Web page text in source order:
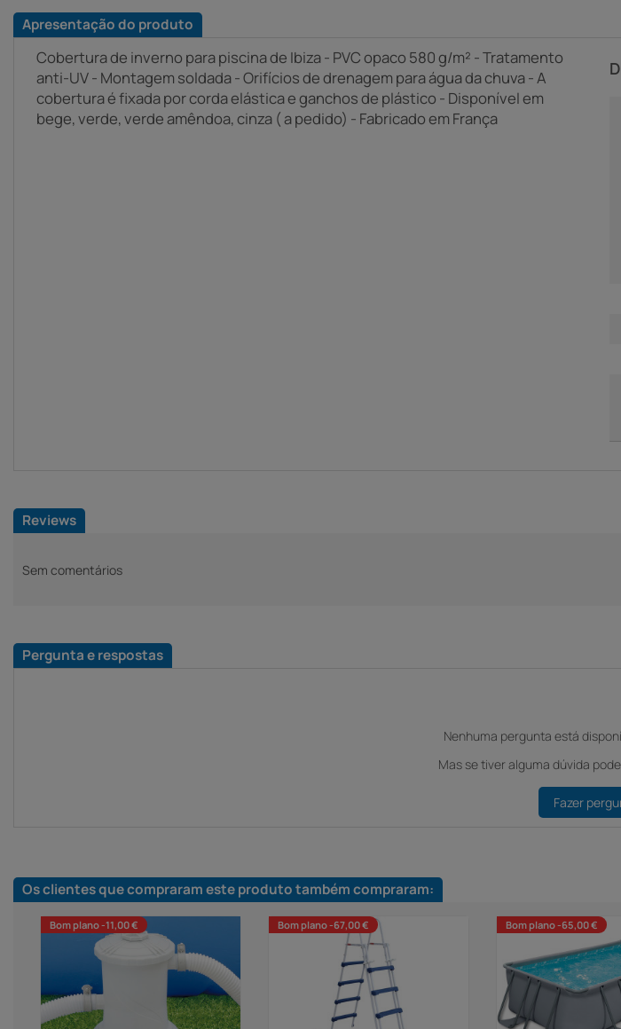
Apresentação do produto
Cobertura de inverno para piscina de Ibiza - PVC opaco 580 g/m² - Tratamento
anti-UV - Montagem soldada - Orifícios de drenagem para água da chuva - A
cobertura é fixada por corda elástica e ganchos de plástico - Disponível em
bege, verde, verde amêndoa, cinza ( a pedido) - Fabricado em França
Reviews
Sem comentários
Pergunta e respostas
Nenhuma pergunta está
Mas se tiver alguma dúvida
Fazer
Os clientes que compraram este produto também compraram:
Bom plano -11,00 € Bom plano -67,00 € Bom plano -65,00 €